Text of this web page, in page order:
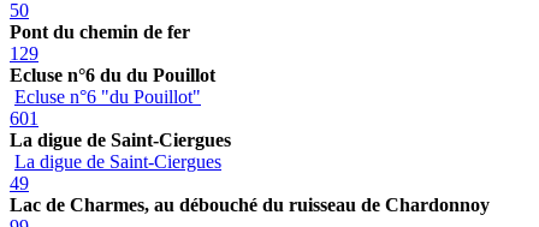
50
Pont du chemin de fer
129
Ecluse n°6 du du Pouillot
Ecluse n°6 "du Pouillot"
601
La digue de Saint-Ciergues
La digue de Saint-Ciergues
49
Lac de Charmes, au débouché du ruisseau de Chardonnoy